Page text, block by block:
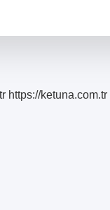
https://ketuna.com.tr